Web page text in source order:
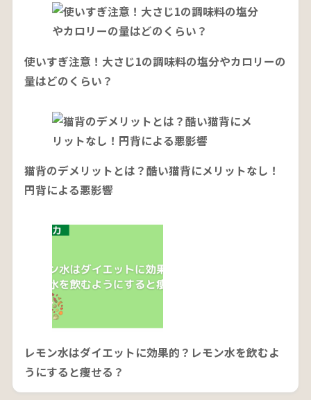
使いすぎ注意！大さじ1の調味料の塩分やカロリーの
量はどのくらい？
猫背のデメリットとは？酷い猫背にメリットなし！
円背による悪影響
レモン水はダイエットに効果的？レモン水を飲むよ
うにすると痩せる？